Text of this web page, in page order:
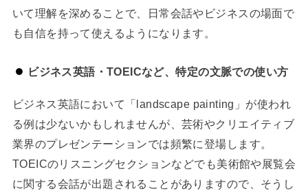
いて理解を深めることで、日常会話やビジネスの場面で
も自信を持って使えるようになります。
ビジネス英語・TOEICなど、特定の文脈での使い方
ビジネス英語において「landscape painting」が使われ
る例は少ないかもしれませんが、芸術やクリエイティブ
業界のプレゼンテーションでは頻繁に登場します。
TOEICのリスニングセクションなどでも美術館や展覧会
に関する会話が出題されることがありますので、そうし